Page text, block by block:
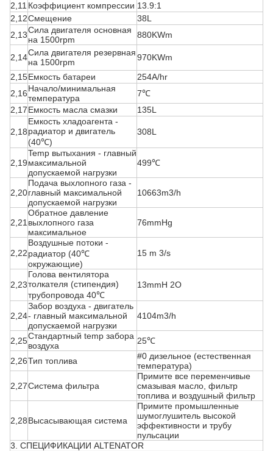
2,11 Коэффициент компрессии 13.9:1
2,12Смещение
38L
2,13Сила двигателя основная
на 1500rpm
880KWm
2,14Сила двигателя резервная
на 1500rpm
970KWm
2,15Емкость батареи
254A/hr
2,16Начало/минимальная
температура
7℃
2,17Емкость масла смазки 135L
2,18
Емкость хладоагента -
радиатор и двигатель
(40℃)
308L
2,19
Temp вытыхания - главный
максимальной
допускаемой нагрузки
499℃
2,20
Подача выхлопного газа -
главный максимальной
допускаемой нагрузки
10663m3/h
2,21
Обратное давление
выхлопного газа
максимальное
76mmHg
2,22
Воздушные потоки -
радиатор (40℃
окружающие)
15 m 3/s
2,23
Голова вентилятора
толкателя (стипендия)
трубопровода 40℃
13mmH 2O
2,24
Забор воздуха - двигатель
- главный максимальной
допускаемой нагрузки
4104m3/h
2,25Стандартный temp забора
воздуха
25℃
2,26Тип топлива
#0 дизельное (естественная
температура)
2,27Система фильтра
Примите все переменчивые
смазывая масло, фильтр
топлива и воздушный фильтр
2,28Высасывающая система
Примите промышленные
шумоглушитель высокой
эффективности и трубу
пульсации
3. СПЕЦИФИКАЦИИ ALTENATOR